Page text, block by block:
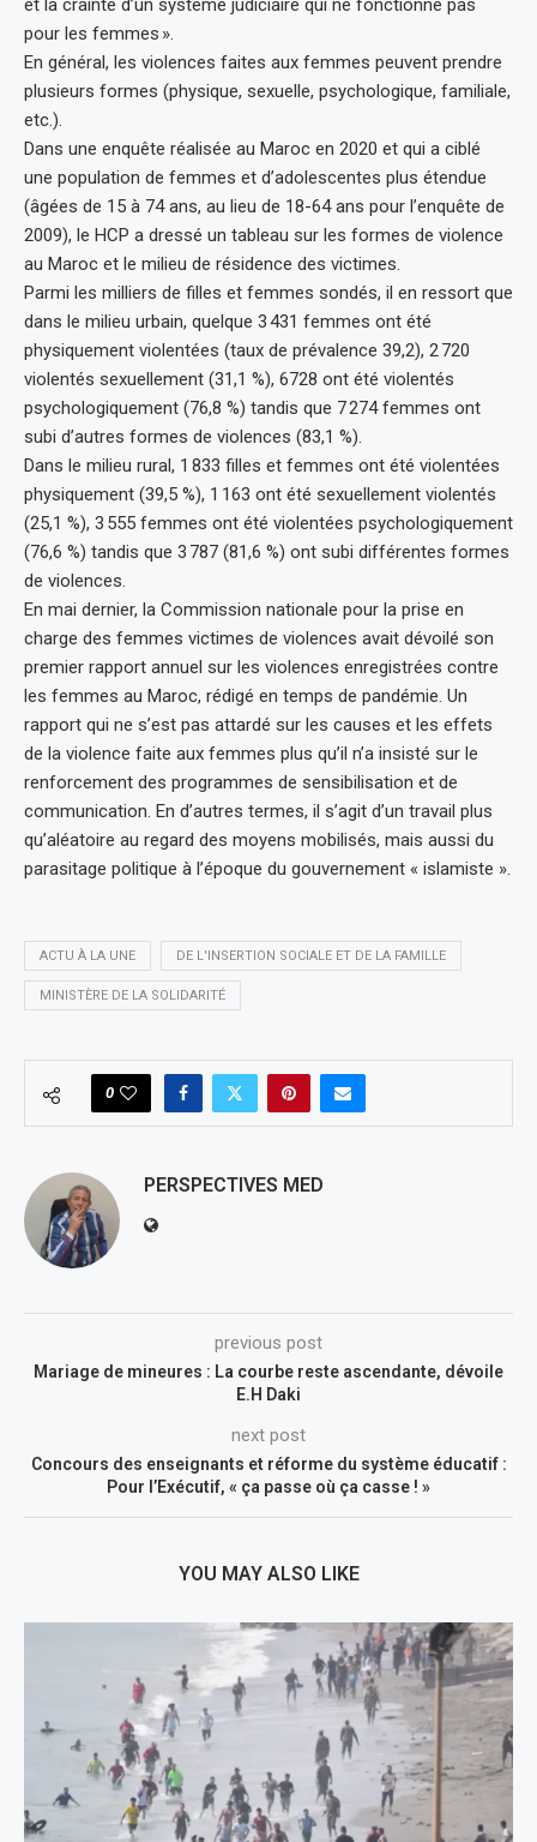
et la crainte d’un système judiciaire qui ne fonctionne pas
pour les femmes ».
En général, les violences faites aux femmes peuvent prendre
plusieurs formes (physique, sexuelle, psychologique, familiale,
etc.).
Dans une enquête réalisée au Maroc en 2020 et qui a ciblé
une population de femmes et d’adolescentes plus étendue
(âgées de 15 à 74 ans, au lieu de 18-64 ans pour l’enquête de
2009), le HCP a dressé un tableau sur les formes de violence
au Maroc et le milieu de résidence des victimes.
Parmi les milliers de filles et femmes sondés, il en ressort que
dans le milieu urbain, quelque 3 431 femmes ont été
physiquement violentées (taux de prévalence 39,2), 2 720
violentés sexuellement (31,1 %), 6728 ont été violentés
psychologiquement (76,8 %) tandis que 7 274 femmes ont
subi d’autres formes de violences (83,1 %).
Dans le milieu rural, 1 833 filles et femmes ont été violentées
physiquement (39,5 %), 1 163 ont été sexuellement violentés
(25,1 %), 3 555 femmes ont été violentées psychologiquement
(76,6 %) tandis que 3 787 (81,6 %) ont subi différentes formes
de violences.
En mai dernier, la Commission nationale pour la prise en
charge des femmes victimes de violences avait dévoilé son
premier rapport annuel sur les violences enregistrées contre
les femmes au Maroc, rédigé en temps de pandémie. Un
rapport qui ne s’est pas attardé sur les causes et les effets
de la violence faite aux femmes plus qu’il n’a insisté sur le
renforcement des programmes de sensibilisation et de
communication. En d’autres termes, il s’agit d’un travail plus
qu’aléatoire au regard des moyens mobilisés, mais aussi du
parasitage politique à l’époque du gouvernement « islamiste ».
ACTU À LA UNE DE L'INSERTION SOCIALE ET DE LA FAMILLE
MINISTÈRE DE LA SOLIDARITÉ
0
PERSPECTIVES MED
previous post
Mariage de mineures : La courbe reste ascendante, dévoile
E.H Daki
next post
Concours des enseignants et réforme du système éducatif :
Pour l’Exécutif, « ça passe où ça casse ! »
YOU MAY ALSO LIKE